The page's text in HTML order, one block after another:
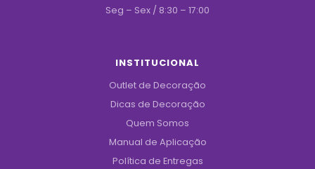
Seg – Sex / 8:30 – 17:00
INSTITUCIONAL
Outlet de Decoração
Dicas de Decoração
Quem Somos
Manual de Aplicação
Política de Entregas